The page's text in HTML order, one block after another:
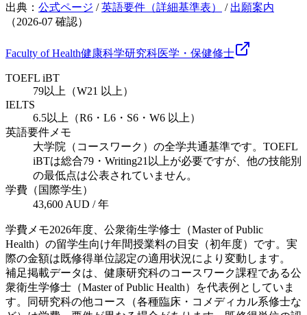
出典： 公式ページ /英語要件（詳細基準表） / 出願案内
（2026-07 確認）
Faculty of Health健康科学研究科医学・保健修士
TOEFL iBT
79以上（W21 以上）
IELTS
6.5以上（R6・L6・S6・W6 以上）
英語要件メモ
大学院（コースワーク）の全学共通基準です。TOEFL
iBTは総合79・Writing21以上が必要ですが、他の技能別
の最低点は公表されていません。
学費（国際学生）
43,600 AUD / 年
学費メモ2026年度、公衆衛生学修士（Master of Public
Health）の留学生向け年間授業料の目安（初年度）です。実
際の金額は既修得単位認定の適用状況により変動します。
補足掲載データは、健康研究科のコースワーク課程である公
衆衛生学修士（Master of Public Health）を代表例としていま
す。同研究科の他コース（各種臨床・コメディカル系修士な